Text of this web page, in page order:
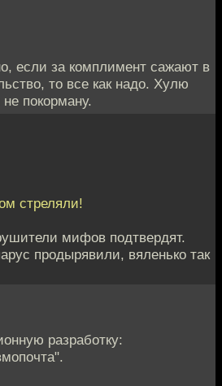
если за комплимент сажают в
то все как надо. Хулю
покорману.
стреляли!
мифов подтвердят.
продырявили, вяленько так
разработку: